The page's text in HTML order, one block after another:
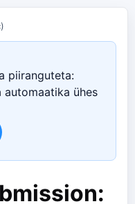
piiranguteta:
ühes